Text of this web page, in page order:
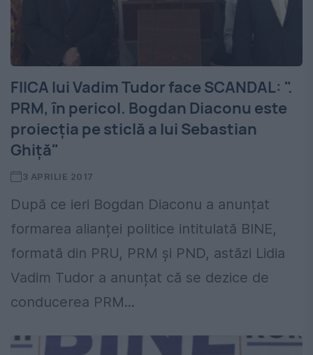
FIICA lui Vadim Tudor face SCANDAL: ".
PRM, în pericol. Bogdan Diaconu este
proiecţia pe sticlă a lui Sebastian
Ghiţă"
3 APRILIE 2017
După ce ieri Bogdan Diaconu a anunțat
formarea alianței politice intitulată BINE,
formată din PRU, PRM și PND, astăzi Lidia
Vadim Tudor a anunțat că se dezice de
conducerea PRM...